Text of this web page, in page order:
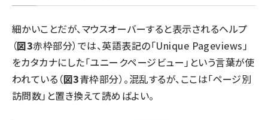
細かいことだが、マウスオーバーすると表示されるヘルプ
（図3赤枠部分）では、英語表記の「Unique Pageviews」
をカタカナにした「ユニークページビュー」という言葉が使
われている（図3青枠部分）。混乱するが、ここは「ページ別
訪問数」と置き換えて読めばよい。